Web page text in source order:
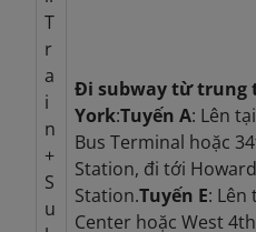
T
r
a
i
n
+
S
u
Đi subway từ trung
York:Tuyến A: Lên
Bus Terminal hoặc
Station, đi tới
Station.Tuyến E: Lên
Center hoặc West